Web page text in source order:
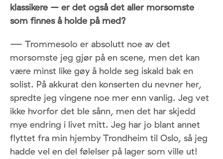
klassikere – er det også det aller morsomste
som finnes å holde på med?
— Trommesolo er absolutt noe av det
morsomste jeg gjør på en scene, men det kan
være minst like gøy å holde seg iskald bak en
solist. På akkurat den konserten du nevner her,
spredte jeg vingene noe mer enn vanlig. Jeg vet
ikke hvorfor det ble sånn, men det har skjedd
mye endring i livet mitt. Jeg har jo blant annet
flyttet fra min hjemby Trondheim til Oslo, så jeg
hadde vel en del følelser på lager som ville ut!